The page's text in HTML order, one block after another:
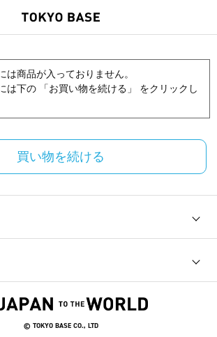
は商品が入っておりません。
は下の 「お買い物を続ける」 をクリックし
買い物を続ける
© TOKYO BASE CO., LTD